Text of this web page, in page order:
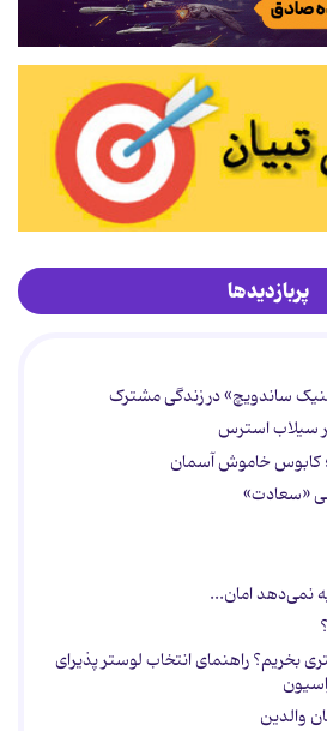
پربازدیدها
ساندویچ» در زندگی مشترک
سیلاب استرس
کابوس خاموش آسمان
«سعادت»
نمی‌دهد امان...
بخریم؟ راهنمای انتخاب لوستر پذیرای
والدین